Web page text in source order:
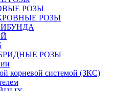
РОЗЫ
РОЗЫ
РОЗЫ
корневой системой (ЗКС)